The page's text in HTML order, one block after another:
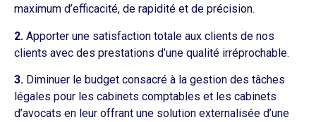
maximum d’efficacité, de rapidité et de précision.
2. Apporter une satisfaction totale aux clients de nos
clients avec des prestations d’une qualité irréprochable.
3. Diminuer le budget consacré à la gestion des tâches
légales pour les cabinets comptables et les cabinets
d’avocats en leur offrant une solution externalisée d’une